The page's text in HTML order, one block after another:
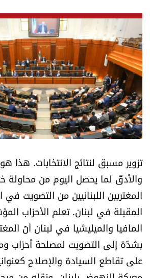
محليات
أسرار
متفرقات
نداء القرّاء
خاص الموقع
كتّابنا
تحت المجهر
آراء
اقتصاد
تزوير مسبق لنتائج الانتخابات.
والأدقّ لما يحصل اليوم من محاولة
المغتربين اللبنانيين من التصويت في
المقبلة في لبنان. تعلم الأحزاب
المافيا والميليشيا في لبنان أنّ
بشدّة إلى التصويت لمصلحة أحزاب
على تقاطع السيادة والإصلاح